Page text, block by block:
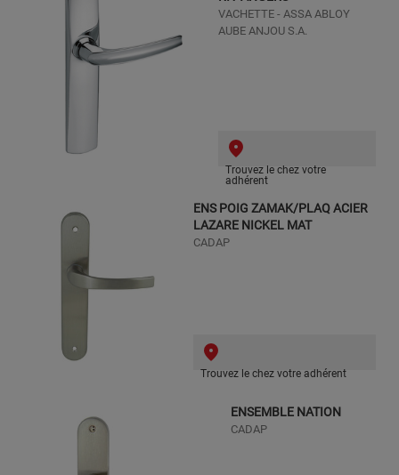
VACHETTE - ASSA ABLOY
AUBE ANJOU S.A.
Trouvez le chez votre
adhérent
ENS POIG ZAMAK/PLAQ ACIER
LAZARE NICKEL MAT
CADAP
Trouvez le chez votre adhérent
ENSEMBLE NATION
CADAP